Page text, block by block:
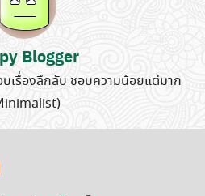
Blogger
บเรื่องลึกลับ ชอบความน้อยแต่มาก